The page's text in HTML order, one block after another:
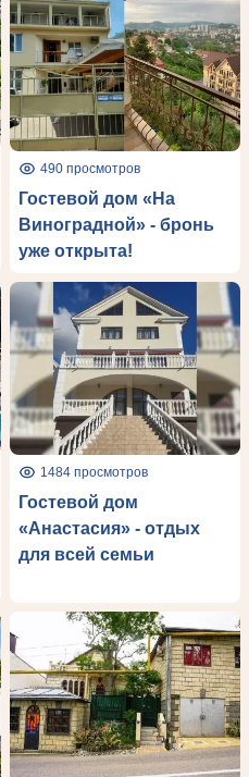
490 просмотров
Гостевой дом «На
Виноградной» - бронь
уже открыта!
1484 просмотров
Гостевой дом
«Анастасия» - отдых
для всей семьи